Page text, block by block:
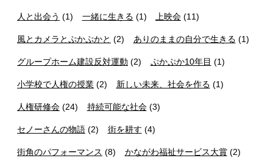
人と出会う (1) 一緒に生きる (1) 上映会 (11)
風とカメラとぷかぷかと (2) ありのままの自分で生きる (1)
グループホーム建設反対運動 (2) ぷかぷか10年目 (1)
小学校で人権の授業 (2) 新しい未来、社会を作る (1)
人権研修会 (24) 持続可能な社会(3)
セノーさんの物語 (2) 街を耕す (4)
街角のパフォーマンス (8) かながわ福祉サービス大賞(2)